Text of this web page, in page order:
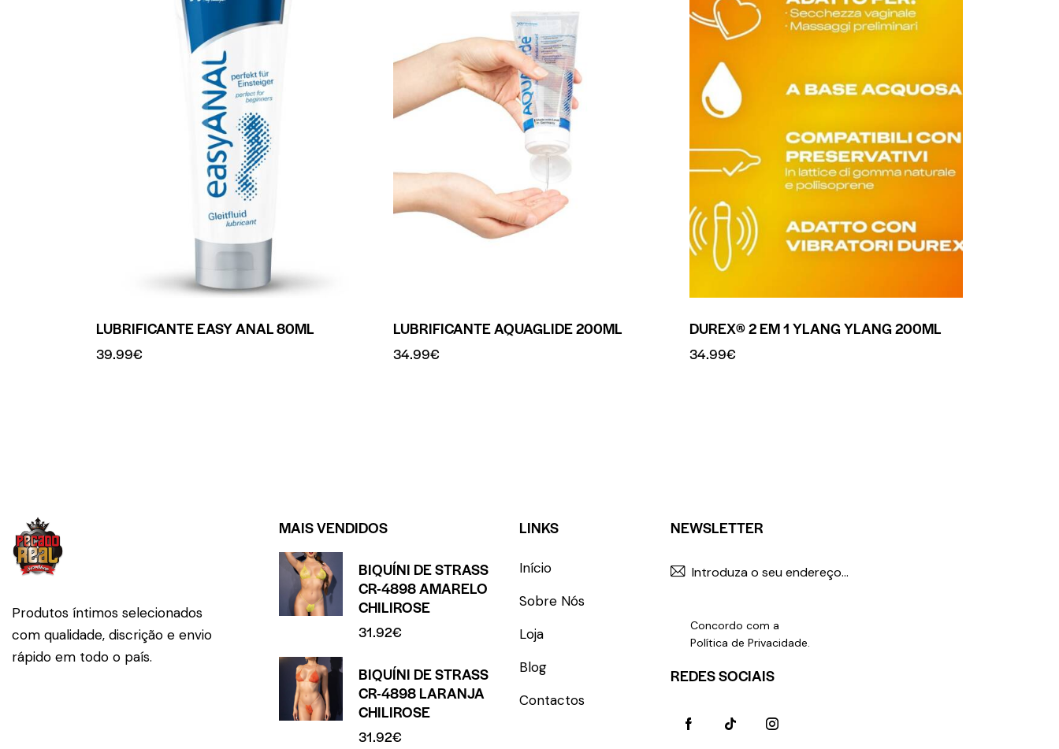
LUBRIFICANTE EASY ANAL 80ML
39.99€
LUBRIFICANTE AQUAGLIDE 200ML
34.99€
DUREX® 2 EM 1 YLANG YLANG 200ML
34.99€
Produtos íntimos selecionados
com qualidade, discrição e envio
rápido em todo o país.
MAIS VENDIDOS
BIQUÍNI DE STRASS
CR-4898 AMARELO
CHILIROSE
31.92€
BIQUÍNI DE STRASS
CR-4898 LARANJA
CHILIROSE
31.92€
LINKS
Início
Sobre Nós
Loja
Blog
Contactos
NEWSLETTER
Concordo com a
Política de Privacidade.
REDES SOCIAIS